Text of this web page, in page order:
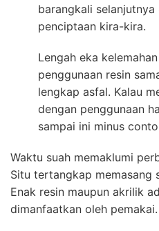
barangkali
penciptaan kira-kira.
Lengah eka
penggunaan resin
lengkap asfal. Kalau
dengan penggunaan
sampai ini minus
Waktu suah memaklumi
Situ tertangkap memasang
Enak resin maupun akrilik
dimanfaatkan oleh pemakai.